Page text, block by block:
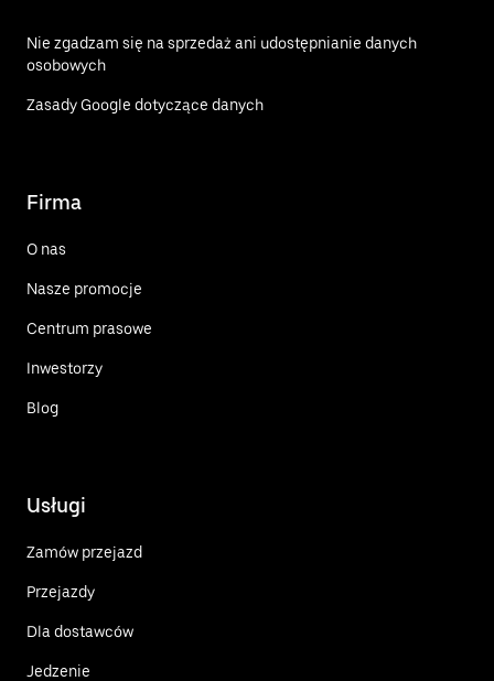
Nie zgadzam się na sprzedaż ani udostępnianie danych
osobowych
Zasady Google dotyczące danych
Firma
O nas
Nasze promocje
Centrum prasowe
Inwestorzy
Blog
Usługi
Zamów przejazd
Przejazdy
Dla dostawców
Jedzenie